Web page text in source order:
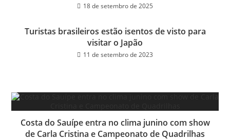
18 de setembro de 2025
Turistas brasileiros estão isentos de visto para
visitar o Japão
11 de setembro de 2023
Costa do Sauípe entra no clima junino com show
de Carla Cristina e Campeonato de Quadrilhas